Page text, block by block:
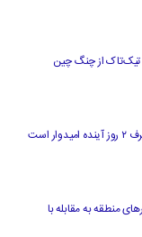
/ تیک‌تاک از چنگ چین
است
منطقه به مقابله با